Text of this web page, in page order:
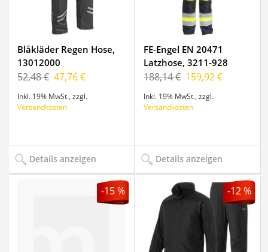
Blåkläder Regen Hose,
13012000
52,48 € 47,76 €
Inkl. 19% MwSt. ,zzgl.
Versandkosten
Details anzeigen
FE-Engel EN 20471
Latzhose, 3211-928
188,14 € 159,92 €
Inkl. 19% MwSt. ,zzgl.
Versandkosten
Details anzeigen
-15 % -12 %